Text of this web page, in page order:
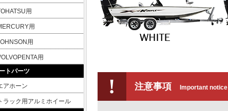
注意事項 Important notice
用
用
用
用
トパーツ
アホーン
ラック用アルミホイール